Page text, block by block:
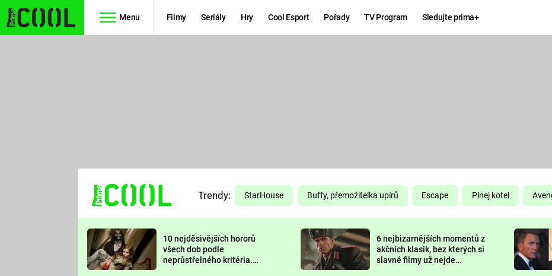
Menu Filmy Seriály Hry Cool Esport Pořady TV Program Sledujte prima+
TŘESKU
FUTURAMA
PREDÁTOR
DELIVERANCE
KOMEDIE
CHUCK
NORRIS
DEADPOOL
Trendy: StarHouse Buffy, přemožitelka upírů Escape Plnej kotel
10 nejděsivějších hororů
všech dob podle
neprůstřelného kritéria.
6 nejbizarnějších momentů z
akčních klasik, bez kterých si
slavné filmy už nejde